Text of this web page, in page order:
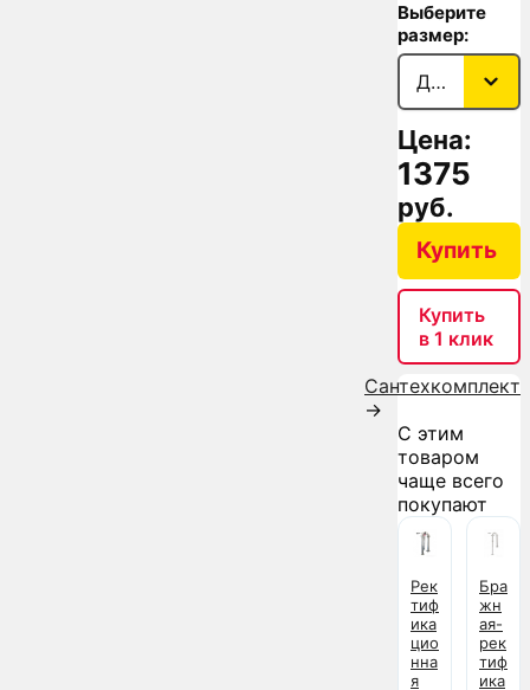
Выберите
размер:
Цена:
1375
руб.
Купить
Купить
в 1 клик
Сантехкомплект
→
С этим
товаром
чаще всего
покупают
Рек
тиф
ика
цио
нна
я
Бра
жн
ая-
рек
тиф
ика